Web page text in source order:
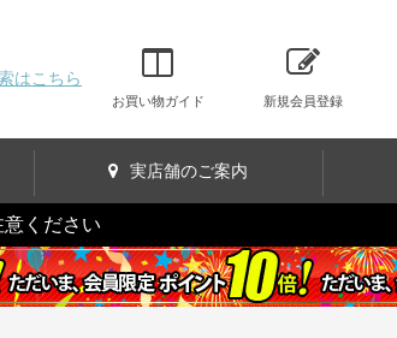
はこちら
お買い物ガイド 新規会員登録
実店舗のご案内
意ください